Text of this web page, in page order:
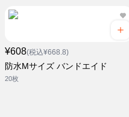
¥608(税込¥668.8)
防水Mサイズ バンドエイド
20枚